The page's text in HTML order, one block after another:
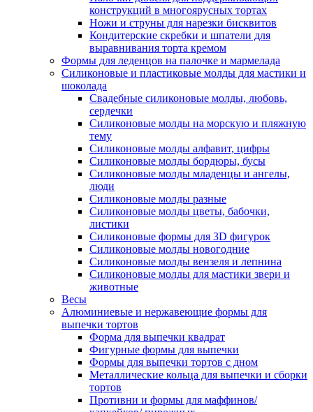
конструкций в многоярусных тортах
Ножи и струны для нарезки бисквитов
Кондитерские скребки и шпатели для
выравнивания торта кремом
Формы для леденцов на палочке и мармелада
Силиконовые и пластиковые молды для мастики и
шоколада
Свадебные силиконовые молды, любовь,
сердечки
Силиконовые молды на морскую и пляжную
тему
Силиконовые молды алфавит, цифры
Силиконовые молды бордюры, бусы
Силиконовые молды младенцы и ангелы,
люди
Силиконовые молды разные
Силиконовые молды цветы, бабочки,
листики
Силиконовые формы для 3D фигурок
Силиконовые молды новогодние
Силиконовые молды вензеля и лепнина
Силиконовые молды для мастики звери и
животные
Весы
Алюминиевые и нержавеющие формы для
выпечки тортов
Форма для выпечки квадрат
Фигурные формы для выпечки
Формы для выпечки тортов с дном
Металлические кольца для выпечки и сборки
тортов
Противни и формы для маффинов/